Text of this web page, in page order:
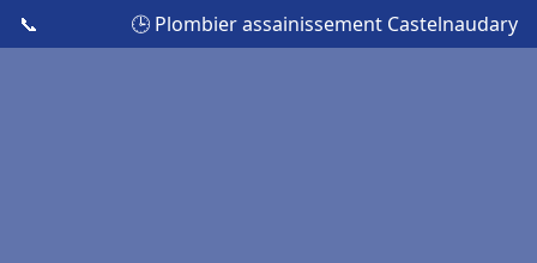
📞 🕒 Plombier assainissement Castelnaudary